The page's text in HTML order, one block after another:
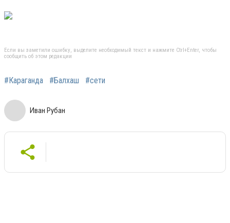
Если вы заметили ошибку, выделите необходимый текст и нажмите Ctrl+Enter, чтобы
сообщить об этом редакции
#Караганда #Балхаш #сети
Иван Рубан